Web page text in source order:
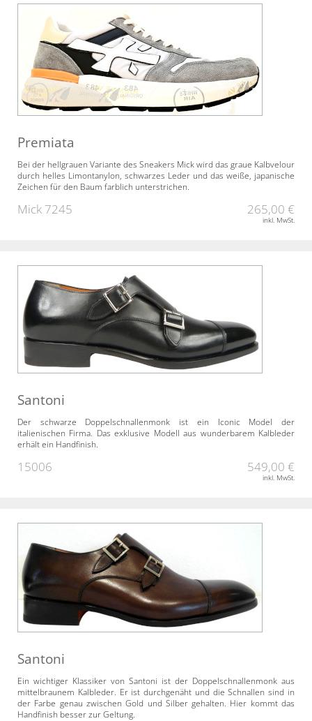
Premiata
Bei der hellgrauen Variante des Sneakers Mick wird das graue Kalbvelour
durch helles Limontanylon, schwarzes Leder und das weiße, japanische
Zeichen für den Baum farblich unterstrichen.
Mick 7245 265,00 €
inkl. MwSt.
Santoni
Der schwarze Doppelschnallenmonk ist ein Iconic Model der
italienischen Firma. Das exklusive Modell aus wunderbarem Kalbleder
erhält ein Handfinish.
15006 549,00 €
inkl. MwSt.
Santoni
Ein wichtiger Klassiker von Santoni ist der Doppelschnallenmonk aus
mittelbraunem Kalbleder. Er ist durchgenäht und die Schnallen sind in
der Farbe genau zwischen Gold und Silber gehalten. Hier kommt das
Handfinish besser zur Geltung.